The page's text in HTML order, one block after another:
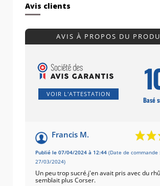
Avis clients
AVIS À PROPOS DU
VOIR L'ATTESTATION
Basé
Francis M.
Publié le 07/04/2024 à 12:44 (Date de commande :
27/03/2024)
Un peu trop sucré.j'en avait pris avec du
semblait plus Corser.